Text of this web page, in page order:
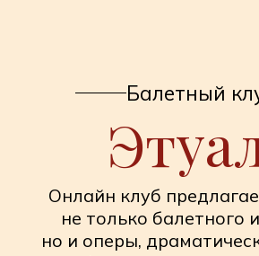
Этуаль
Онлайн клуб предлагает изучение
не только балетного искусства,
но и оперы, драматического театра,
перформансов и многого другого
из эфемерного мира иллюзий